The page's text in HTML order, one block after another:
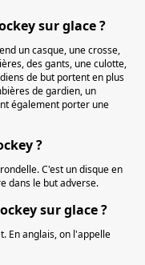
sur glace ?
un casque, une crosse,
des gants, une culotte,
de but portent en plus
de gardien, un
également porter une
?
C'est un disque en
dans le but adverse.
sur glace ?
En anglais, on l'appelle